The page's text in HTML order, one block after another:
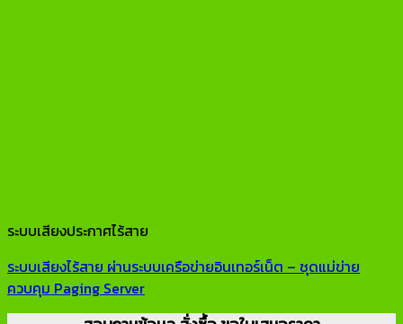
ระบบเสียงประกาศไร้สาย
ระบบเสียงไร้สาย ผ่านระบบเครือข่ายอินเทอร์เน็ต – ชุดแม่ข่าย
ควบคุม Paging Server